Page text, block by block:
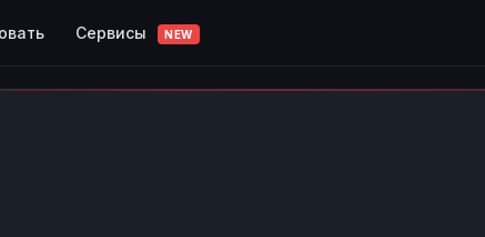
Сервисы NEW